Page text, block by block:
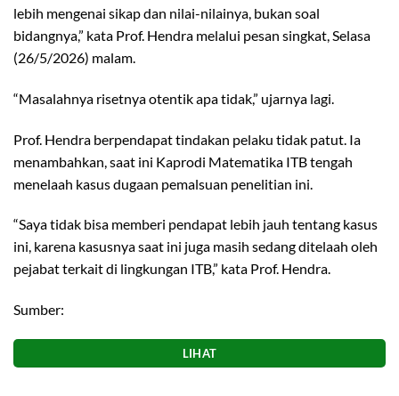
lebih mengenai sikap dan nilai-nilainya, bukan soal
bidangnya,” kata Prof. Hendra melalui pesan singkat, Selasa
(26/5/2026) malam.
“Masalahnya risetnya otentik apa tidak,” ujarnya lagi.
Prof. Hendra berpendapat tindakan pelaku tidak patut. Ia
menambahkan, saat ini Kaprodi Matematika ITB tengah
menelaah kasus dugaan pemalsuan penelitian ini.
“Saya tidak bisa memberi pendapat lebih jauh tentang kasus
ini, karena kasusnya saat ini juga masih sedang ditelaah oleh
pejabat terkait di lingkungan ITB,” kata Prof. Hendra.
Sumber:
LIHAT